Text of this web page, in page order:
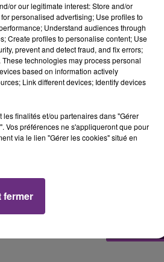
ce mercredi
TEDDY
Mr
A
La
or our legitimate interest: Store and/or
personalised advertising; Use profiles to
Understand audiences through
Create profiles to personalise content; Use
prevent and detect fraud, and fix errors;
technologies may process personal
based on information actively
Link different devices; Identify devices
finalités et/ou partenaires dans "Gérer
Vos préférences ne s'appliqueront que pour
via le lien "Gérer les cookies" situé en
fermer